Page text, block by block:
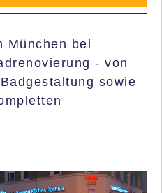
München bei
- von
sowie